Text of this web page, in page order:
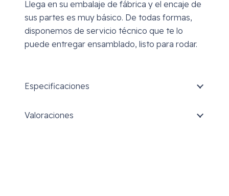
Llega en su embalaje de fábrica y el encaje de
sus partes es muy básico. De todas formas,
disponemos de servicio técnico que te lo
puede entregar ensamblado, listo para rodar.
Especificaciones
Valoraciones